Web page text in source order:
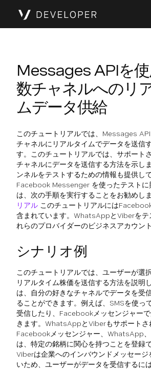
Messages APIを
数チャネルへのリ
ムデータ供給
このチュートリアルでは、Messages
チャネルにリアルタイムでデータを送信
す。このチュートリアルでは、サポート
チャネルにデータを送信する方法を示し
ンネルをテストするための情報も提供し
Facebook Messenger を使ったテストに
は、次の手順を実行することをお勧めし
リアル このチュートリアルには
含まれています。WhatsAppとViberをテ
れらのプロバイダーのビジネスアカウン
シナリオ例
このチュートリアルでは、ユーザーが選
リアルタイム株価を送信する方法を説明
は、自分の好きなチャネルでデータを受
ることができます。例えば、SMSを使っ
受信したり、Facebookメッセンジャー
きます。WhatsAppとViberもサポートさ
Facebookメッセンジャー、WhatsApp
は、特定の銘柄に関心を持つことを登録
Viberは企業へのインバウンドメッセージ
いため、ユーザーがデータを受信するに